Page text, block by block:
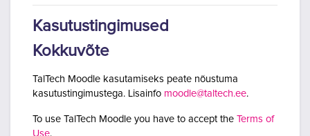
Kasutustingimused
Kokkuvõte
TalTech Moodle kasutamiseks peate nõustuma
kasutustingimustega. Lisainfo moodle@taltech.ee.
To use TalTech Moodle you have to accept the Terms of
Use.